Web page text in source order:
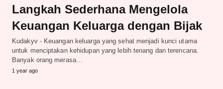
Langkah Sederhana Mengelola
Keuangan Keluarga dengan Bijak
Kudakyv - Keuangan keluarga yang sehat menjadi kunci utama
untuk menciptakan kehidupan yang lebih tenang dan terencana.
Banyak orang merasa…
1 year ago